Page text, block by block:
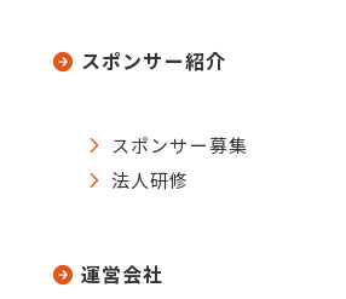
スポンサー紹介
スポンサー募集
法人研修
運営会社